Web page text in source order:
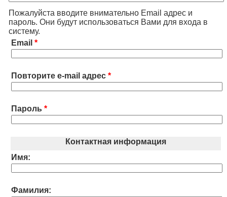
Пожалуйста вводите внимательно Email адрес и
пароль. Они будут использоваться Вами для входа в
систему.
Email *
Повторите e-mail адрес *
Пароль *
Контактная информация
Имя:
Фамилия: